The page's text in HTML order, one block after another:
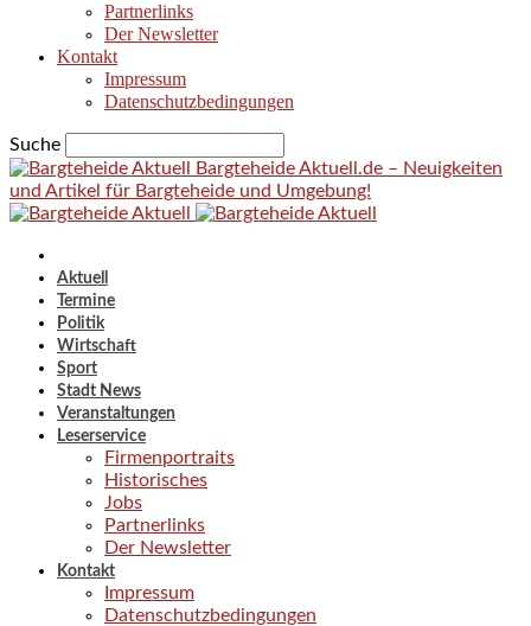
Partnerlinks
Der Newsletter
Kontakt
Impressum
Datenschutzbedingungen
Suche
Bargteheide Aktuell.de – Neuigkeiten
und Artikel für Bargteheide und Umgebung!
Aktuell
Termine
Politik
Wirtschaft
Sport
Stadt News
Veranstaltungen
Leserservice
Firmenportraits
Historisches
Jobs
Partnerlinks
Der Newsletter
Kontakt
Impressum
Datenschutzbedingungen